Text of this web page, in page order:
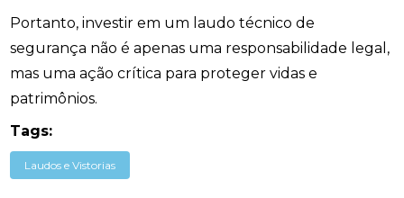
Portanto, investir em um laudo técnico de
segurança não é apenas uma responsabilidade legal,
mas uma ação crítica para proteger vidas e
patrimônios.
Tags:
Laudos e Vistorias